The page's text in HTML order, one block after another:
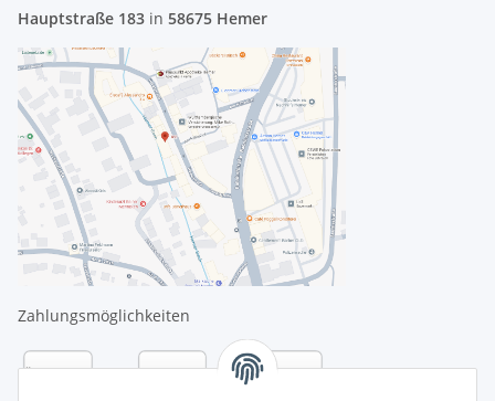
Hauptstraße 183 in 58675 Hemer
Zahlungsmöglichkeiten